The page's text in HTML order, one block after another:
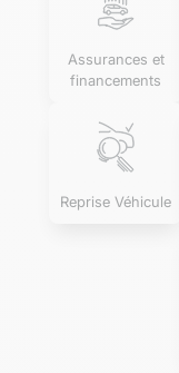
Assurances et
financements
Reprise Véhicule